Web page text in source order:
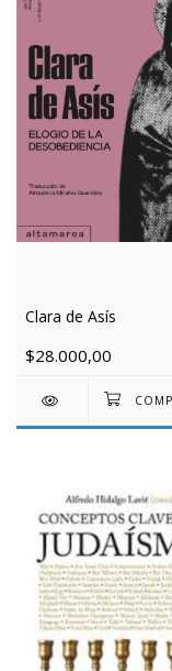
Clara de Asís
$28.000,00